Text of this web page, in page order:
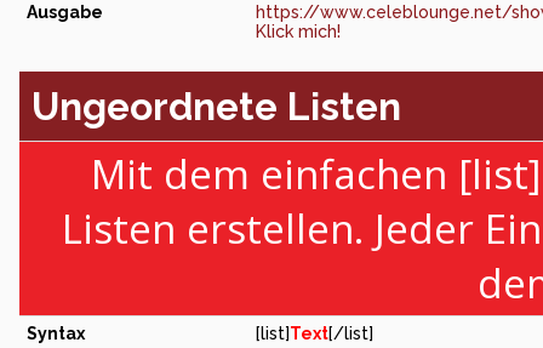
Ausgabe
https://www.celeblounge.net/
Klick mich!
Ungeordnete Listen
Mit dem einfachen
Listen erstellen. Jeder
Syntax [list]Text[/list]